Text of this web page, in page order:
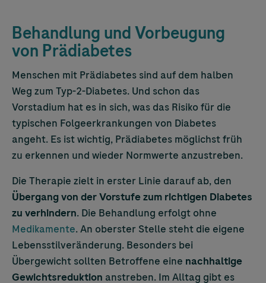
Behandlung und Vorbeugung
von Prädiabetes
Menschen mit Prädiabetes sind auf dem halben
Weg zum Typ-2-Diabetes. Und schon das
Vorstadium hat es in sich, was das Risiko für die
typischen Folgeerkrankungen von Diabetes
angeht. Es ist wichtig, Prädiabetes möglichst früh
zu erkennen und wieder Normwerte anzustreben.
Die Therapie zielt in erster Linie darauf ab, den
Übergang von der Vorstufe zum richtigen Diabetes
zu verhindern. Die Behandlung erfolgt ohne
Medikamente. An oberster Stelle steht die eigene
Lebensstilveränderung. Besonders bei
Übergewicht sollten Betroffene eine nachhaltige
Gewichtsreduktion anstreben. Im Alltag gibt es